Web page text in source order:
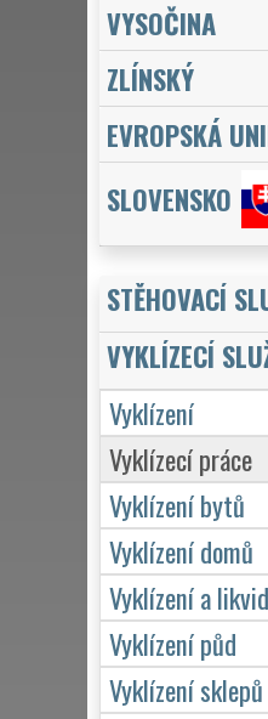
v
pro
Naše
včetně
VYSOČINA
ZLÍNSKÝ
EVROPSKÁ
SLOVENSKO
STĚHOVACÍ
VYKLÍZECÍ
Vyklízení
Vyklízecí práce
Vyklízení bytů
Vyklízení domů
Vyklízení a
Vyklízení půd
Vyklízení sklepů